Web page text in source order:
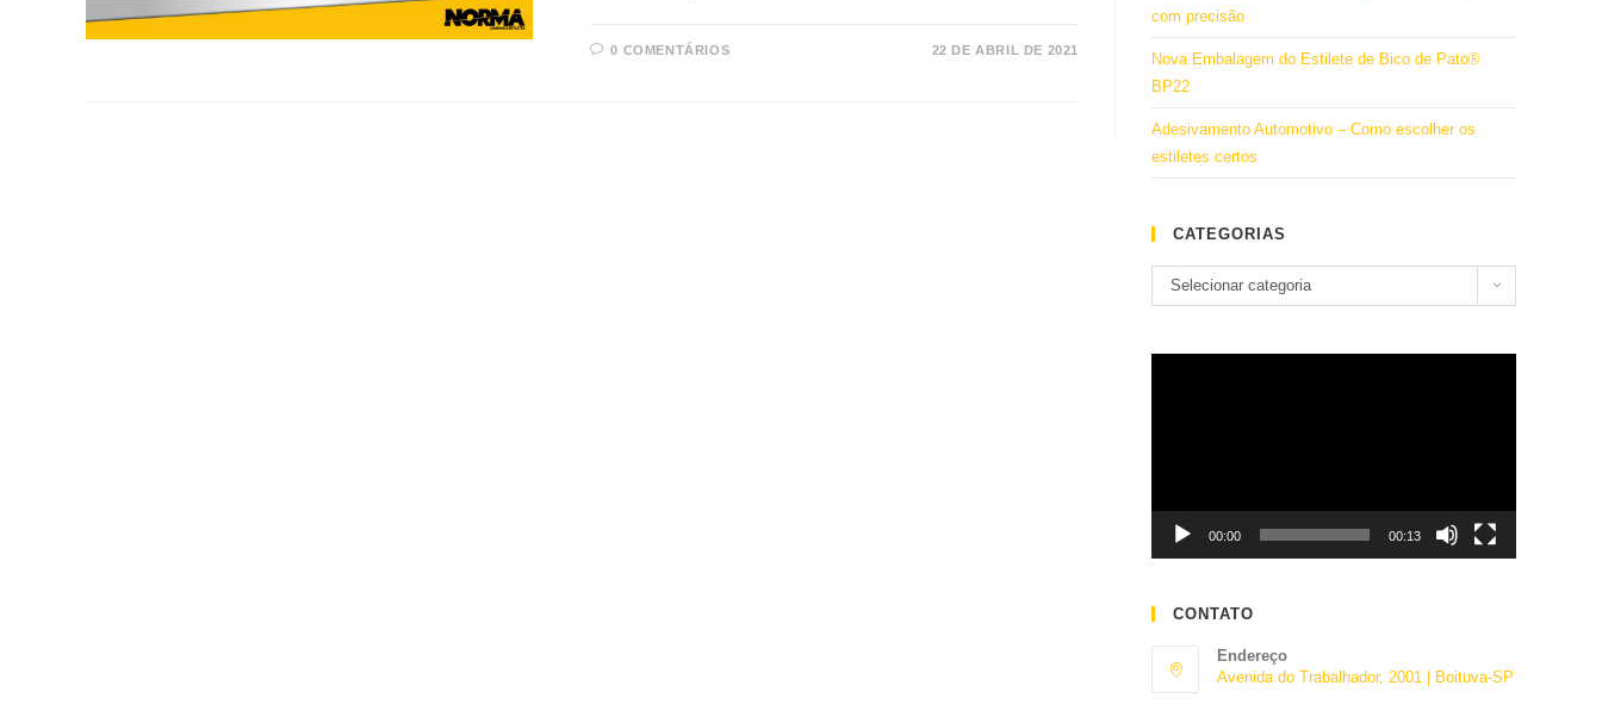
0 COMENTÁRIOS 22 DE ABRIL DE 2021
com precisão
Nova Embalagem do Estilete de Bico de Pato®
BP22
Adesivamento Automotivo – Como escolher os
estiletes certos
CATEGORIAS
Categorias
Selecionar categoria
00:00 00:13
CONTATO
Endereço
Avenida do Trabalhador, 2001 | Boituva-SP